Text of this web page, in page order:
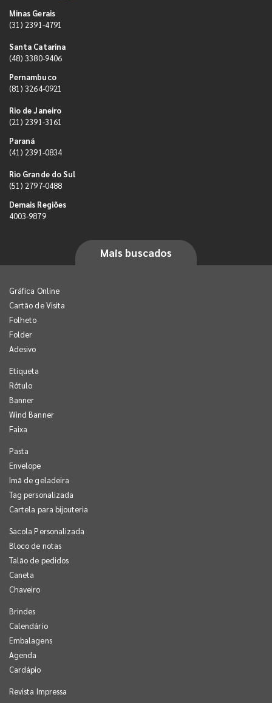
Minas Gerais
(31) 2391-4791
Santa Catarina
(48) 3380-9406
Pernambuco
(81) 3264-0921
Rio de Janeiro
(21) 2391-3161
Paraná
(41) 2391-0834
Rio Grande do Sul
(51) 2797-0488
Demais Regiões
4003-9879
Mais buscados
Gráfica Online
Cartão de Visita
Folheto
Folder
Adesivo
Etiqueta
Rótulo
Banner
Wind Banner
Faixa
Pasta
Envelope
Imã de geladeira
Tag personalizada
Cartela para bijouteria
Sacola Personalizada
Bloco de notas
Talão de pedidos
Caneta
Chaveiro
Brindes
Calendário
Embalagens
Agenda
Cardápio
Revista Impressa